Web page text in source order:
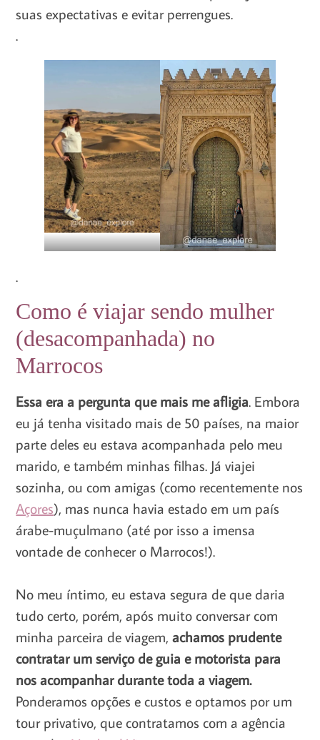
suas expectativas e evitar perrengues.
.
.
Como é viajar sendo mulher
(desacompanhada) no
Marrocos
Essa era a pergunta que mais me afligia. Embora
eu já tenha visitado mais de 50 países, na maior
parte deles eu estava acompanhada pelo meu
marido, e também minhas filhas. Já viajei
sozinha, ou com amigas (como recentemente nos
Açores), mas nunca havia estado em um país
árabe-muçulmano (até por isso a imensa
vontade de conhecer o Marrocos!).
No meu íntimo, eu estava segura de que daria
tudo certo, porém, após muito conversar com
minha parceira de viagem,achamos prudente
contratar um serviço de guia e motorista para
nos acompanhar durante toda a viagem.
Ponderamos opções e custos e optamos por um
tour privativo, que contratamos com a agência